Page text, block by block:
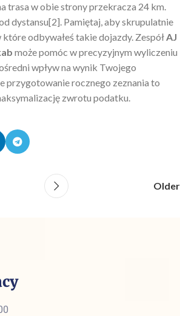
trasa w obie strony przekracza 24 km.
dystansu[2]. Pamiętaj, aby skrupulatnie
odbywałeś takie dojazdy. ZespółAJ
może pomóc w precyzyjnym wyliczeniu
wpływ na wynik Twojego
przygotowanie rocznego zeznania to
zwrotu podatku.
Older